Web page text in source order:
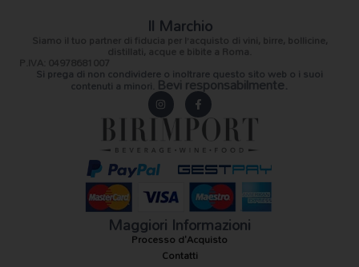
Il Marchio
Si prega di non condividere o inoltrare questo sito web o i suoi
contenuti a minori. Bevi responsabilmente.
In
s
t
g
r
a
F
a
c
eb
o
o
k
-f
Maggiori Informazioni
Processo d'Acquisto
Contatti